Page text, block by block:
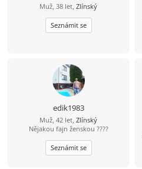
Muž, 38 let, Zlínský
Seznámit se
edik1983
Muž, 42 let, Zlínský
Nějakou fajn ženskou ????
Seznámit se